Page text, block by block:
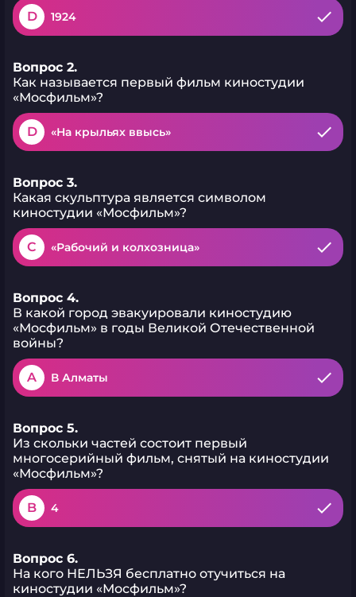
D 1924
Вопрос 2.
Как называется первый фильм киностудии
«Мосфильм»?
D «На крыльях ввысь»
Вопрос 3.
Какая скульптура является символом
киностудии «Мосфильм»?
C «Рабочий и колхозница»
Вопрос 4.
В какой город эвакуировали киностудию
«Мосфильм» в годы Великой Отечественной
войны?
A В Алматы
Вопрос 5.
Из скольки частей состоит первый
многосерийный фильм, снятый на киностудии
«Мосфильм»?
B 4
Вопрос 6.
На кого НЕЛЬЗЯ бесплатно отучиться на
киностудии «Мосфильм»?